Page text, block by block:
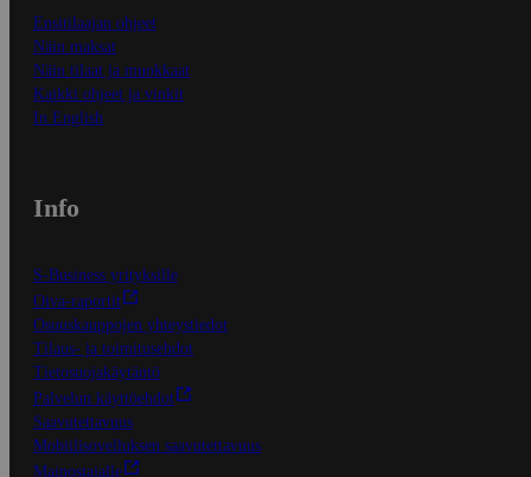
Ensitilaajan ohjeet
Näin maksat
Näin tilaat ja muokkaat
Kaikki ohjeet ja vinkit
In English
Info
S-Business yrityksille
Oiva-raportit
Osuuskauppojen yhteystiedot
Tilaus- ja toimitusehdot
Tietosuojakäytäntö
Palvelun käyttöehdot
Saavutettavuus
Mobiilisovelluksen saavutettavuus
Mainostajalle